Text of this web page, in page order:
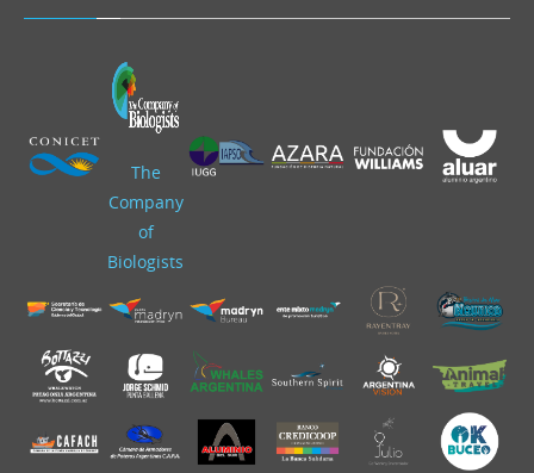
The
Company
of
Biologists